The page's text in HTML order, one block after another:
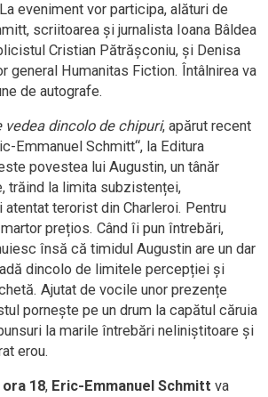
eveniment vor participa, alături de
scriitoarea și jurnalista Ioana Bâldea
Cristian Pătrășconiu, și Denisa
general Humanitas Fiction. Întâlnirea va
de autografe.
vedea dincolo de chipuri, apărut recent
Emmanuel Schmitt“, la Editura
povestea lui Augustin, un tânăr
trăind la limita subzistenței,
atentat terorist din Charleroi. Pentru
prețios. Când îi pun întrebări,
însă că timidul Augustin are un dar
dincolo de limitele percepției și
Ajutat de vocile unor prezențe
pornește pe un drum la capătul căruia
la marile întrebări neliniștitoare și
erou.
ora 18, Eric-Emmanuel Schmitt va